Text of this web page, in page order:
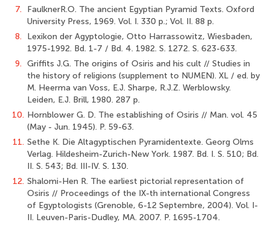
7.
FaulknerR.O. The ancient Egyptian Pyramid Texts. Oxford
University Press, 1969. Vol. I. 330 p.; Vol. II. 88 p.
8.
Lexikon der Agyptologie, Otto Harrassowitz, Wiesbaden,
1975-1992. Bd. 1-7 / Bd. 4. 1982. S. 1272. S. 623-633.
9. Griffits J.G. The origins of Osiris and his cult // Studies in
the history of religions (supplement to NUMEN). XL / ed. by
M. Heerma van Voss, E.J. Sharpe, R.J.Z. Werblowsky.
Leiden, E.J. Brill, 1980. 287 p.
10. Hornblower G. D. The establishing of Osiris // Man. vol. 45
(May - Jun. 1945). P. 59-63.
11. Sethe K. Die Altagyptischen Pyramidentexte. Georg Olms
Verlag. Hildesheim-Zurich-New York. 1987. Bd. I. S. 510; Bd.
II. S. 543; Bd. III-IV. S. 130.
12. Shalomi-Hen R. The earliest pictorial representation of
Osiris // Proceedings of the IX-th international Congress
of Egyptologists (Grenoble, 6-12 Septembre, 2004). Vol. I-
II. Leuven-Paris-Dudley, MA. 2007. P. 1695-1704.